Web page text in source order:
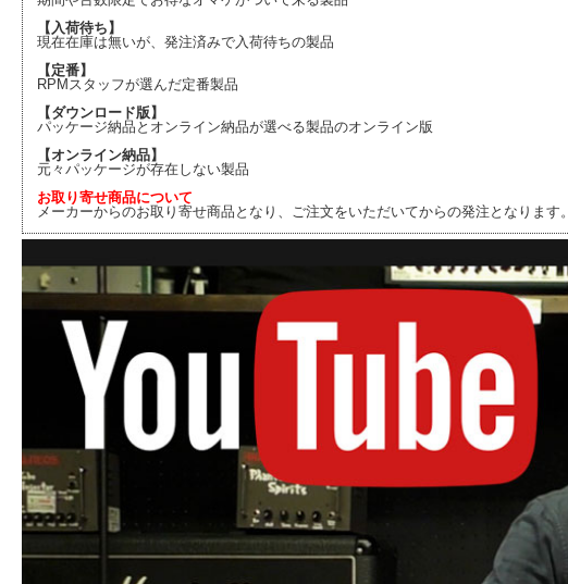
【入荷待ち】
現在在庫は無いが、発注済みで入荷待ちの製品
【定番】
RPMスタッフが選んだ定番製品
【ダウンロード版】
パッケージ納品とオンライン納品が選べる製品のオンライン版
【オンライン納品】
元々パッケージが存在しない製品
お取り寄せ商品について
メーカーからのお取り寄せ商品となり、ご注文をいただいてからの発注となります。